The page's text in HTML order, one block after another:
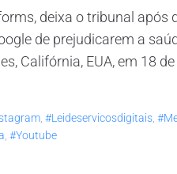
deixa o tribunal após
de prejudicarem a
Califórnia, EUA, em 18
, #leideservicosdigitais,
, #youtube